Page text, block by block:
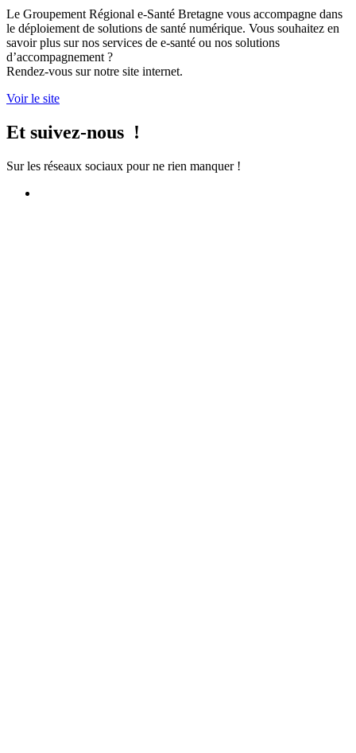
Le Groupement Régional e-Santé Bretagne vous accompagne dans
le déploiement de solutions de santé numérique. Vous souhaitez en
savoir plus sur nos services de e-santé ou nos solutions
d’accompagnement ?
Rendez-vous sur notre site internet.
Voir le site
Et suivez-nous !
Sur les réseaux sociaux pour ne rien manquer !